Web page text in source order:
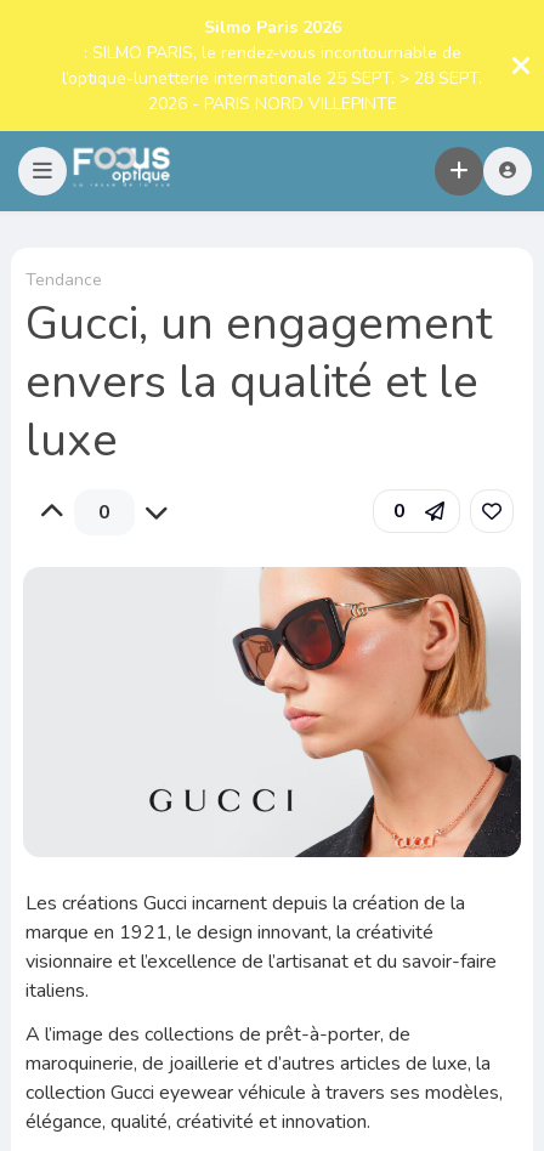
Silmo Paris 2026
: SILMO PARIS, le rendez-vous incontournable de
l’optique-lunetterie internationale 25 SEPT. > 28 SEPT.
2026 - PARIS NORD VILLEPINTE
Tendance
Gucci, un engagement
envers la qualité et le
luxe
0 0
Les créations Gucci incarnent depuis la création de la
marque en 1921, le design innovant, la créativité
visionnaire et l’excellence de l’artisanat et du savoir-faire
italiens.
A l’image des collections de prêt-à-porter, de
maroquinerie, de joaillerie et d’autres articles de luxe, la
collection Gucci eyewear véhicule à travers ses modèles,
élégance, qualité, créativité et innovation.